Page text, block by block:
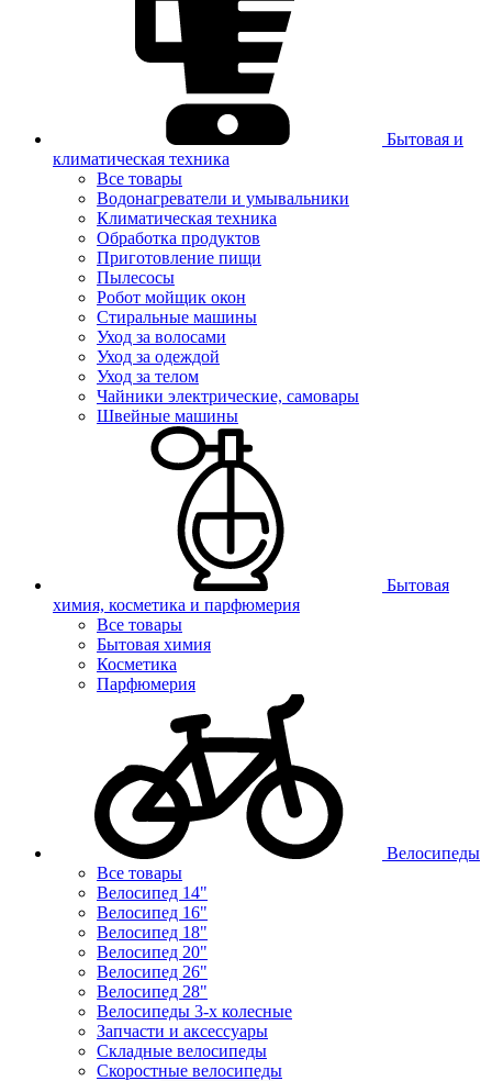
Бытовая и
климатическая техника
Все товары
Водонагреватели и умывальники
Климатическая техника
Обработка продуктов
Приготовление пищи
Пылесосы
Робот мойщик окон
Стиральные машины
Уход за волосами
Уход за одеждой
Уход за телом
Чайники электрические, самовары
Швейные машины
Бытовая
химия, косметика и парфюмерия
Все товары
Бытовая химия
Косметика
Парфюмерия
Велосипеды
Все товары
Велосипед 14"
Велосипед 16"
Велосипед 18"
Велосипед 20"
Велосипед 26"
Велосипед 28"
Велосипеды 3-х колесные
Запчасти и аксессуары
Складные велосипеды
Скоростные велосипеды